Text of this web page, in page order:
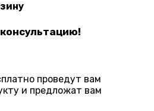
проведут вам
и предложат вам